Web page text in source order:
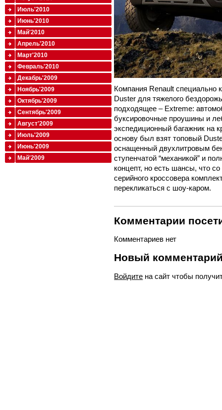
Компания Renault специально
Duster для тяжелого
подходящее – Extreme:
буксировочные проушины и
экспедиционный багажник на
основу был взят топовый
оснащенный двухлитровым
ступенчатой “механикой” и
концепт, но есть шансы, что
серийного кроссовера
перекликаться с шоу-каром.
Комментарии
Комментариев нет
Новый
Войдите на сайт чтобы
Июль'2010
Июнь'2010
Май'2010
Апрель'2010
Март'2010
Февраль'2010
Декабрь'2009
Ноябрь'2009
Октябрь'2009
Сентябрь'2009
Август'2009
Июль'2009
Июнь'2009
Май'2009